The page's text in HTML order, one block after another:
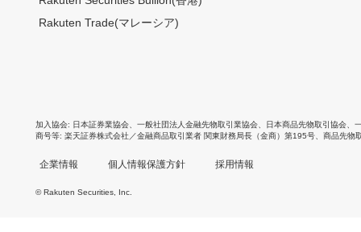
Rakuten Trade(マレーシア)
加入協会 日本証券業協会 一般社団法人金融先物取引業協会 日本商品先物取引協会
商号等 楽天証券株式会社／金融商品取引業者 関東財務局長（金商）第195号、商品先物
企業情報 個人情報保護方針 採用情報
© Rakuten Securities, Inc.